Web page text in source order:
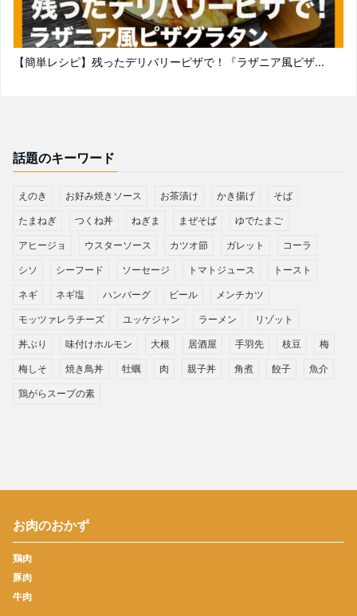
【簡単レシピ】残ったデリバリーピザで！『ラザニア風ピザ...
話題のキーワード
えのき お好み焼きソース お茶漬け かき揚げ そば
たまねぎ つくね丼 ねぎま まぜそば ゆでたまご
アヒージョ ウスターソース カツオ節 ガレット コーラ
シソ シーフード ソーセージ トマトジュース トースト
ネギ ネギ塩 ハンバーグ ビール メンチカツ
モッツァレラチーズ ユッケジャン ラーメン リゾット
丼ぶり 味付けホルモン 大根 居酒屋 手羽先 枝豆 梅
梅しそ 焼き鳥丼 牡蠣 肉 親子丼 角煮 餃子 魚介
鶏がらスープの素
お肉のおかず
鶏肉
豚肉
牛肉